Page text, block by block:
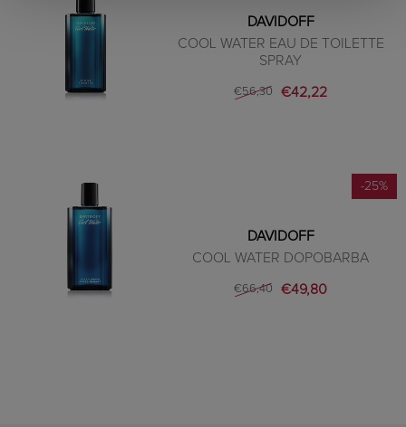
DAVIDOFF
COOL WATER EAU DE TOILETTE
SPRAY
€56,30 €42,22
-25%
DAVIDOFF
COOL WATER DOPOBARBA
€66,40 €49,80